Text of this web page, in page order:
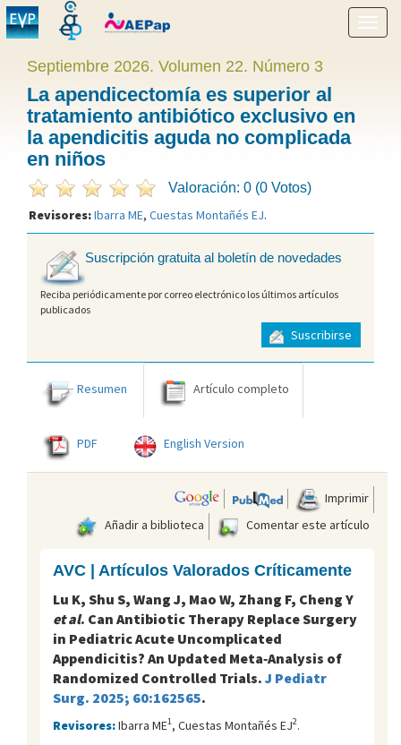
menú
Septiembre 2026. Volumen 22. Número 3
La apendicectomía es superior al
tratamiento antibiótico exclusivo en
la apendicitis aguda no complicada
en niños
Valoración: 0 (0 Votos)
Revisores:Ibarra ME, Cuestas Montañés EJ.
Suscripción gratuita al boletín de novedades
Reciba periódicamente por correo electrónico los últimos artículos
publicados
Suscribirse
Resumen Artículo completo
PDF English Version
Imprimir
Añadir a biblioteca
Comentar este artículo
AVC | Artículos Valorados Críticamente
Lu K, Shu S, Wang J, Mao W, Zhang F, Cheng Y
et al. Can Antibiotic Therapy Replace Surgery
in Pediatric Acute Uncomplicated
Appendicitis? An Updated Meta‑Analysis of
Randomized Controlled Trials. J Pediatr
Surg. 2025; 60:162565.
Revisores:Ibarra ME1, Cuestas Montañés EJ2.